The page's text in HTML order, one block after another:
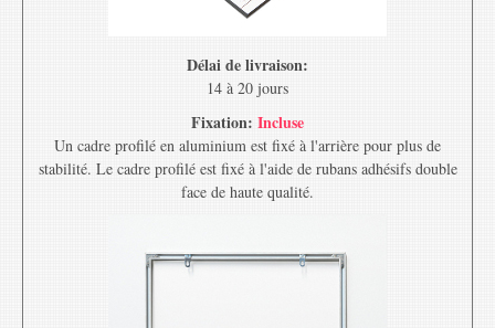
Délai de livraison:
14 à 20 jours
Fixation: Incluse
Un cadre profilé en aluminium est fixé à l'arrière pour plus de
stabilité. Le cadre profilé est fixé à l'aide de rubans adhésifs double
face de haute qualité.